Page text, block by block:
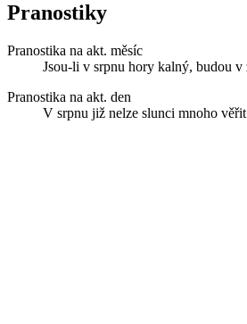
Pranostiky
Pranostika na akt. měsíc
Jsou-li v srpnu hory kalný, budou v
Pranostika na akt. den
V srpnu již nelze slunci mnoho